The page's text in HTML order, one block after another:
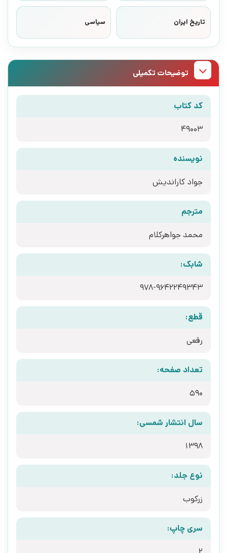
تاریخ ایران سیاسی
توضیحات تکمیلی
کد کتاب
49003
نویسنده
جواد کاراندیش
مترجم
محمد جواهرکلام
شابک:
978-9642249343
قطع:
رقعی
تعداد صفحه:
590
سال انتشار شمسی:
1398
نوع جلد:
زرکوب
سری چاپ: